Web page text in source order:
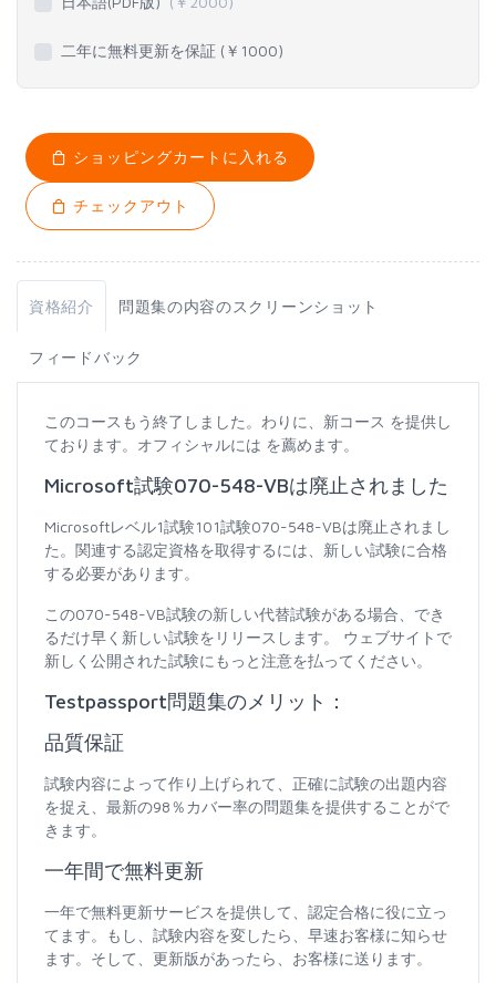
二年に無料更新を保証 (￥ 1000)
ショッピングカートに入れる
チェックアウト
資格紹介 問題集の内容のスクリーンショット
フィードバック
このコースもう終了しました。わりに、新コース を提供し
ております。オフィシャルには を薦めます。
Microsoft試験070-548-VBは廃止されました
Microsoftレベル1試験101試験070-548-VBは廃止されまし
た。関連する認定資格を取得するには、新しい試験に合格
する必要があります。
この070-548-VB試験の新しい代替試験がある場合、でき
るだけ早く新しい試験をリリースします。 ウェブサイトで
新しく公開された試験にもっと注意を払ってください。
Testpassport問題集のメリット：
品質保証
試験内容によって作り上げられて、正確に試験の出題内容
を捉え、最新の98％カバー率の問題集を提供することがで
きます。
一年間で無料更新
一年で無料更新サービスを提供して、認定合格に役に立っ
てます。もし、試験内容を変したら、早速お客様に知らせ
ます。そして、更新版があったら、お客様に送ります。